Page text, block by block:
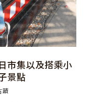
市集以及搭乘小
景點
蹟